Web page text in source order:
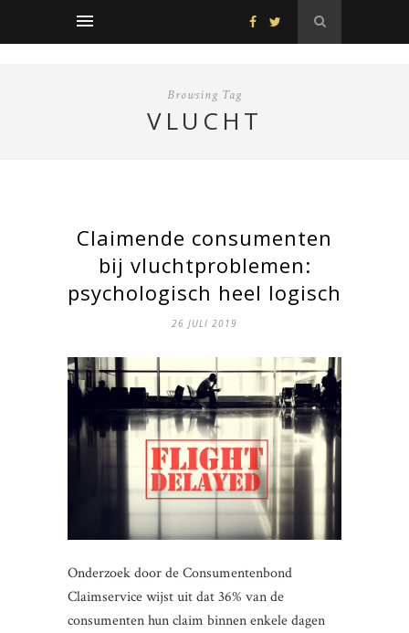
Browsing Tag
VLUCHT
Claimende consumenten
bij vluchtproblemen:
psychologisch heel logisch
26 JULI 2019
Onderzoek door de Consumentenbond
Claimservice wijst uit dat 36% van de
consumenten hun claim binnen enkele dagen